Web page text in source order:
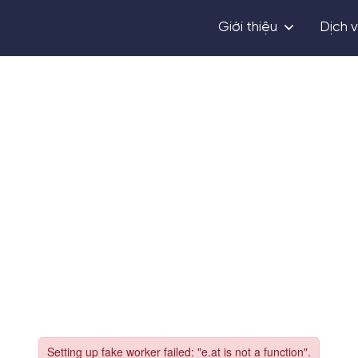
Giới thiệu Dịch